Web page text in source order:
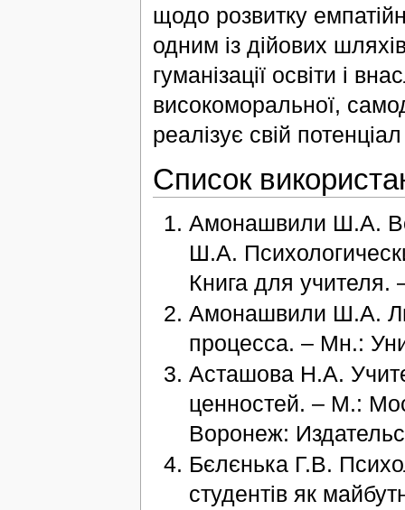
щодо розвитку
одним із дійових
гуманізації освіти і
високоморальної,
реалізує свій
Список
Амонашвили Ш.А.
Ш.А.
Книга для учителя.
Амонашвили Ш.А.
процесса. – Мн.:
Асташова Н.А.
ценностей. – М.:
Воронеж:
Бєлєнька Г.В.
студентів як